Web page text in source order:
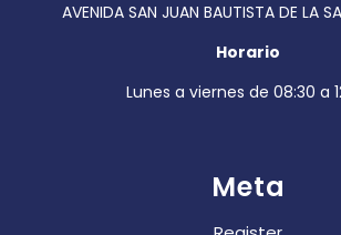
AVENIDA SAN JUAN BAUTISTA DE LA
Horario
Lunes a viernes de 08:30 a
Meta